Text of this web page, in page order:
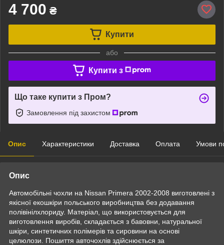
4 700 ₴
Купити
або
Купити з
Що таке купити з Пром?
Замовлення під захистом
Опис Характеристики Доставка Оплата Умови
Опис
Автомобільні чохли на Nissan Primera 2002-2008 виготовлені з
якісної екошкіри польського виробництва без додавання
полівінілхлориду. Матеріал, що використовується для
виготовлення виробів, складається з бавовни, натуральної
шкіри, синтетичних полімерів та сировини на основі
целюлози. Пошиття авточохлів здійснюється за